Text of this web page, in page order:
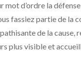
d’ordre la
fassiez partie de la
de la cause,
plus visible et